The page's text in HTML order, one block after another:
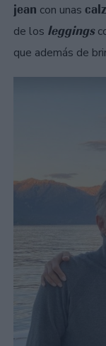
jean con unas
de los leggings
que además de